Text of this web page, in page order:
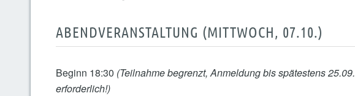
ABENDVERANSTALTUNG (MITTWOCH, 07.10.)
Beginn 18:30 (Teilnahme begrenzt, Anmeldung bis spätestens 25.09.
erforderlich!)